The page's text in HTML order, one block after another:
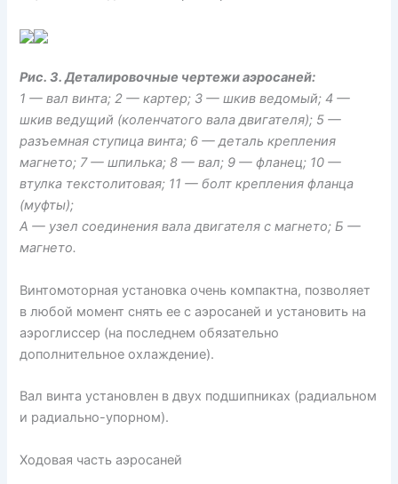
Рис. 3. Деталировочные чертежи аэросаней:
1 — вал винта; 2 — картер; 3 — шкив ведомый; 4 —
шкив ведущий (коленчатого вала двигателя); 5 —
разъемная ступица винта; 6 — деталь крепления
магнето; 7 — шпилька; 8 — вал; 9 — фланец; 10 —
втулка текстолитовая; 11 — болт крепления фланца
(муфты);
А — узел соединения вала двигателя с магнето; Б —
магнето.
Винтомоторная установка очень компактна, позволяет
в любой момент снять ее с аэросаней и установить на
аэроглиссер (на последнем обязательно
дополнительное охлаждение).
Вал винта установлен в двух подшипниках (радиальном
и радиально-упорном).
Ходовая часть аэросаней